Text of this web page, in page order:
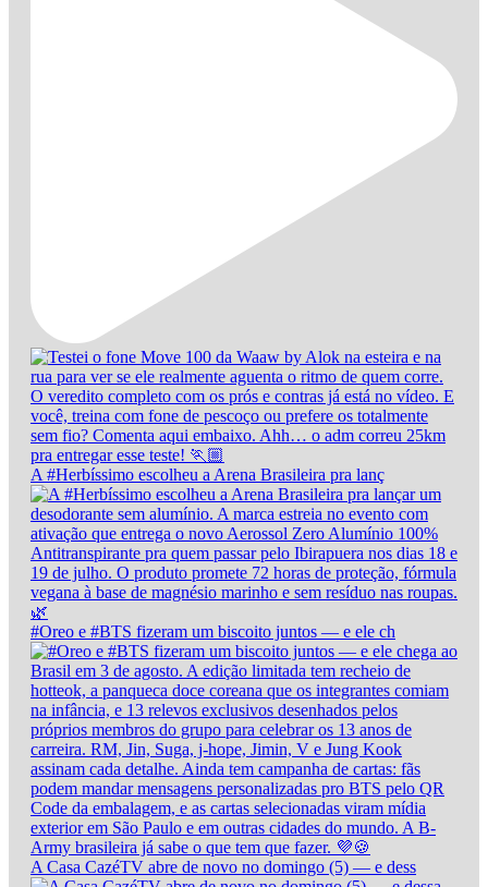
A #Herbíssimo escolheu a Arena Brasileira pra lanç
#Oreo e #BTS fizeram um biscoito juntos — e ele ch
A Casa CazéTV abre de novo no domingo (5) — e dess